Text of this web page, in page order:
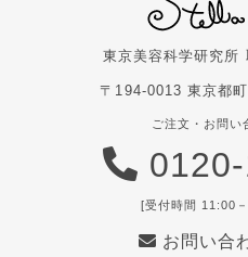
東京美容科学研究所
〒194-0013 東京都
ご注文・お問い
[受付時間 11:00
お問い合